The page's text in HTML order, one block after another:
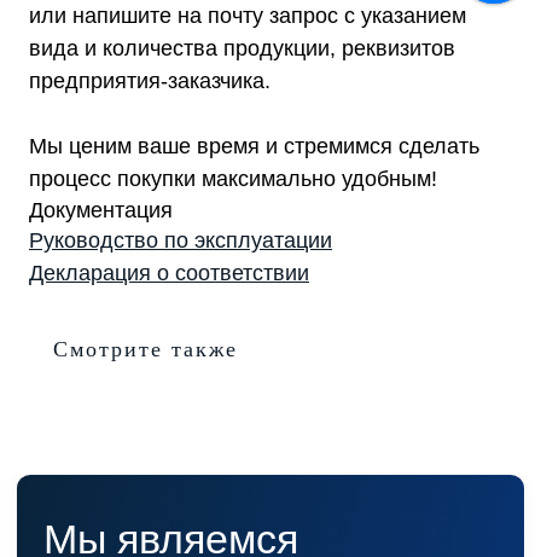
или напишите на почту запрос с указанием
вида и количества продукции, реквизитов
предприятия-заказчика.
Мы ценим ваше время и стремимся сделать
процесс покупки максимально удобным!
Документация
Руководство по эксплуатации
Декларация о соответствии
Смотрите также